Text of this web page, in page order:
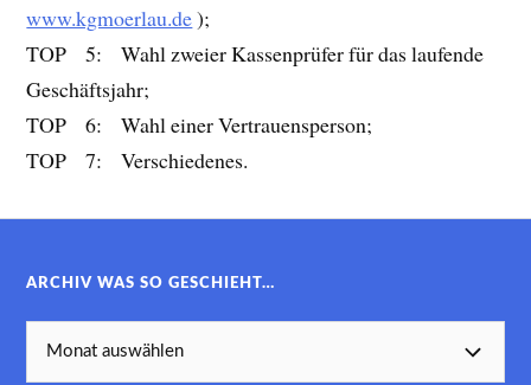
www.kgmoerlau.de);
TOP 5: Wahl zweier Kassenprüfer für das laufende
Geschäftsjahr;
TOP 6: Wahl einer Vertrauensperson;
TOP 7: Verschiedenes.
ARCHIV WAS SO GESCHIEHT…